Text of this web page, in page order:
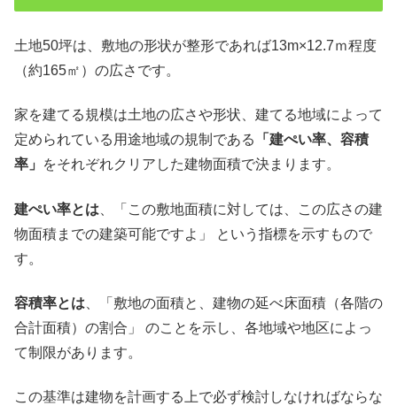
土地50坪は、敷地の形状が整形であれば13m×12.7ｍ程度
（約165㎡）の広さです。
家を建てる規模は土地の広さや形状、建てる地域によって
定められている用途地域の規制である
「建ぺい率、容積
率」
をそれぞれクリアした建物面積で決まります。
建ぺい率とは 、「この敷地面積に対しては、この広さの建
物面積までの建築可能ですよ」 という指標を示すもので
す。
容積率とは 、「敷地の面積と、建物の延べ床面積（各階の
合計面積）の割合」 のことを示し、各地域や地区によっ
て制限があります。
この基準は建物を計画する上で必ず検討しなければならな